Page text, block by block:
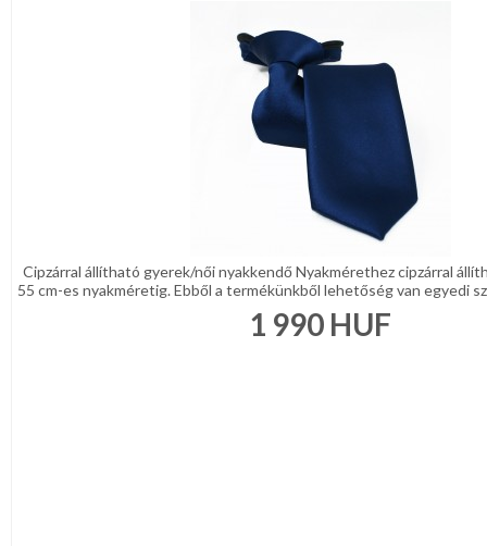
Cipzárral állítható gyerek/női nyakkendő Nyakmérethez cipzárral
55 cm-es nyakméretig. Ebből a termékünkből lehetőség van egyedi
1 990 HUF